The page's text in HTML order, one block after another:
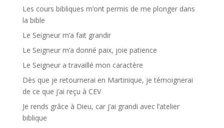
Les cours bibliques m’ont permis de me plonger dans
la bible
Le Seigneur m’a fait grandir
Le Seigneur m’a donné paix, joie patience
Le Seigneur a travaillé mon caractère
Dès que je retournerai en Martinique, je témoignerai
de ce que j’ai reçu à CEV
Je rends grâce à Dieu, car j’ai grandi avec l’atelier
biblique